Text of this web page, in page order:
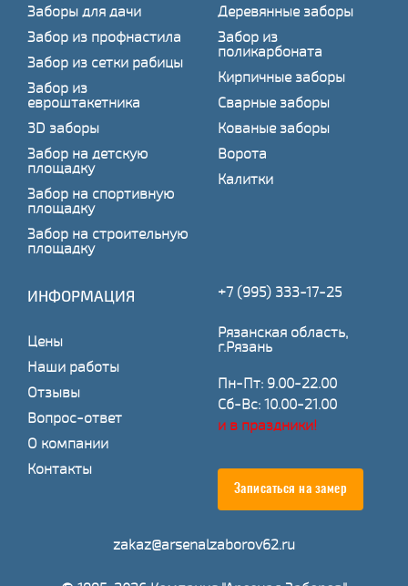
Заборы для дачи
Забор из профнастила
Забор из сетки рабицы
Забор из
евроштакетника
3D заборы
Забор на детскую
площадку
Забор на спортивную
площадку
Забор на строительную
площадку
Деревянные заборы
Забор из
поликарбоната
Кирпичные заборы
Сварные заборы
Кованые заборы
Ворота
Калитки
ИНФОРМАЦИЯ
Цены
Наши работы
Отзывы
Вопрос-ответ
О компании
Контакты
+7 (995) 333-17-25
Рязанская область,
г.Рязань
Пн-Пт: 9.00-22.00
Сб-Вс: 10.00-21.00
и в праздники!
Записаться на замер
zakaz@arsenalzaborov62.ru